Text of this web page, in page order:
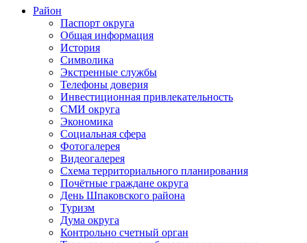
Район
Паспорт округа
Общая информация
История
Символика
Экстренные службы
Телефоны доверия
Инвестиционная привлекательность
СМИ округа
Экономика
Социальная сфера
Фотогалерея
Видеогалерея
Схема территориального планирования
Почётные граждане округа
День Шпаковского района
Туризм
Дума округа
Контрольно счетный орган